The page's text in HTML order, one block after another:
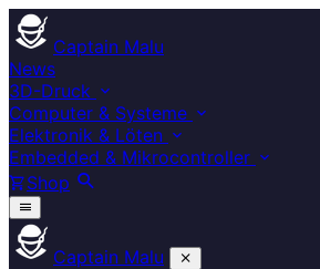
Captain Malu
News
3D-Druck
Computer & Systeme
Elektronik & Löten
Embedded & Mikrocontroller
Shop
Captain Malu